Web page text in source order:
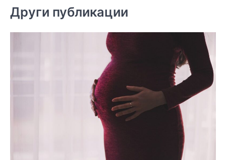
Други публикации